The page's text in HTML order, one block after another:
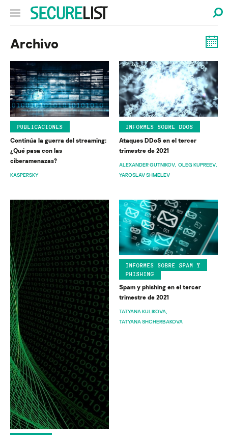
Archivo
PUBLICACIONES
Continúa la guerra del streaming:
¿Qué pasa con las
ciberamenazas?
KASPERSKY
INFORMES SOBRE DDOS
Ataques DDoS en el tercer
trimestre de 2021
ALEXANDER GUTNIKOV OLEG KUPREEV
YAROSLAV SHMELEV
INFORMES SOBRE SPAM Y
PHISHING
Spam y phishing en el tercer
trimestre de 2021
TATYANA KULIKOVA
TATYANA SHCHERBAKOVA